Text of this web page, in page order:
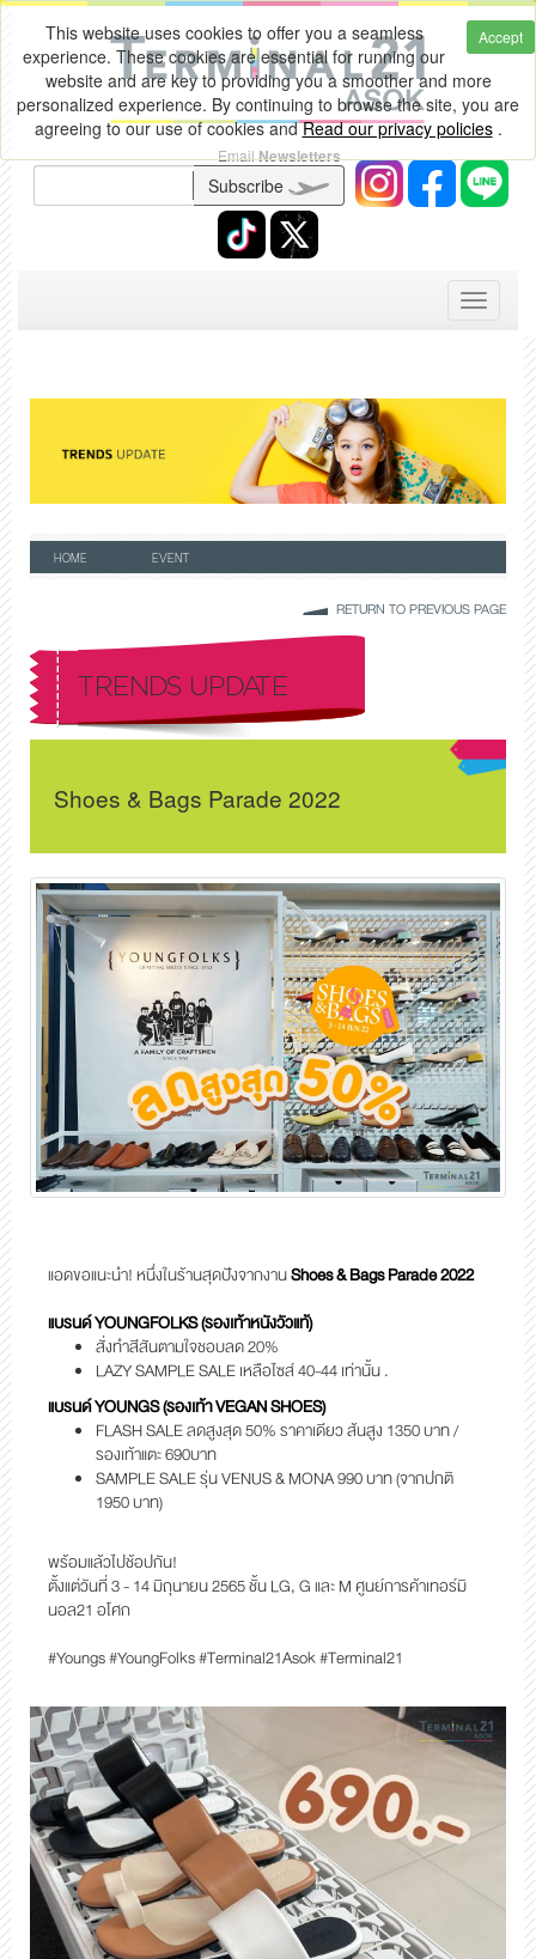
Accept
This website uses cookies to offer you a seamless
experience. These cookies are essential for running our
website and are key to providing you a smoother and more
personalized experience. By continuing to browse the site, you are
agreeing to our use of cookies andRead our privacy policies.
EmailNewsletters
Subscribe
Toggle
HOME EVENT
RETURN TO PREVIOUS PAGE
TRENDS UPDATE
Shoes & Bags Parade 2022
แอดขอแนะนำ! หนึ่งในร้านสุดปังจากงานShoes & Bags Parade 2022
แบรนด์ YOUNGFOLKS (รองเท้าหนังวัวแท้)
สั่งทำสีสันตามใจชอบลด 20%
LAZY SAMPLE SALE เหลือไซส์ 40-44 เท่านั้น .
แบรนด์ YOUNGS (รองเท้า VEGAN SHOES)
FLASH SALE ลดสูงสุด 50% ราคาเดียวส้นสูง 1350 บาท /
รองเท้าแตะ 690บาท
SAMPLE SALE รุ่น VENUS & MONA 990 บาท (จากปกติ
1950 บาท)
พร้อมแล้วไปช้อปกัน!
ตั้งแต่วันที่ 3 - 14 มิถุนายน 2565ชั้น LG, G และ M ศูนย์การค้าเทอร์มิ
นอล21 อโศก
#Youngs #YoungFolks #Terminal21Asok #Terminal21